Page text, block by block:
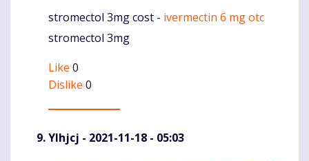
Komentaras
stromectol 3mg cost - ivermectin 6 mg otc
stromectol 3mg
Like 0
Dislike 0
Ylhjcj - 2021-11-18 - 05:03